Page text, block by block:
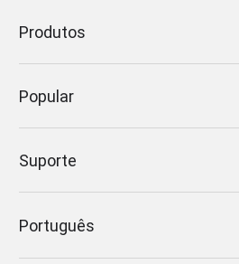
Produtos
Popular
Suporte
Português